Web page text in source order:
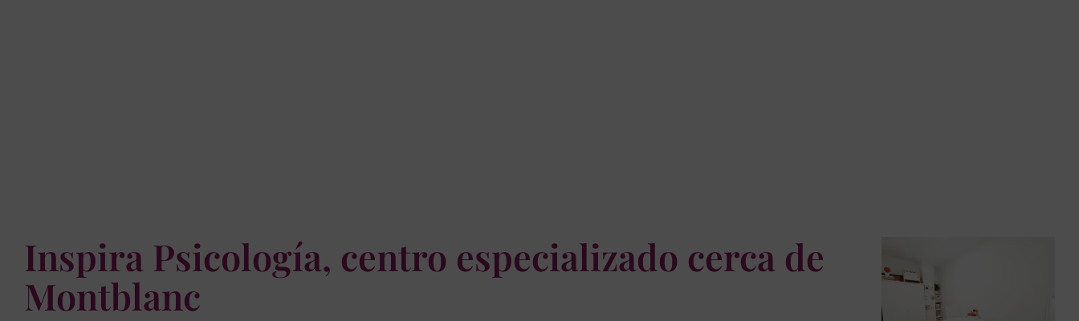
Inspira Psicología, centro especializado cerca de
Montblanc